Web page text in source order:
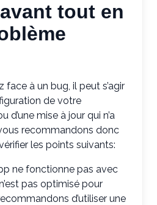
tout en
à un bug, il peut s’agir
de votre
d’une mise à jour qui n’a
recommandons donc
les points suivants:
ne fonctionne pas avec
pas optimisé pour
d’utiliser une